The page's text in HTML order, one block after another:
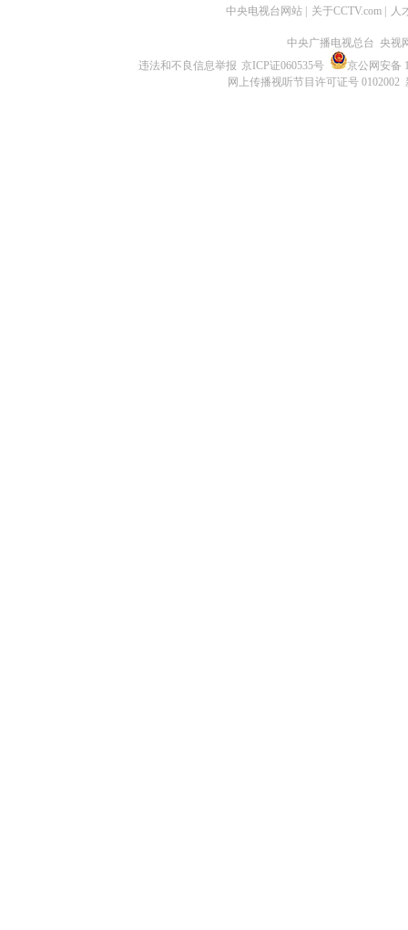
中央电视台网站 关于CCTV.com 人
中央广播电视总台 央视
违法和不良信息举报 京ICP证060535号
京公网安备
网上传播视听节目许可证号 0102002